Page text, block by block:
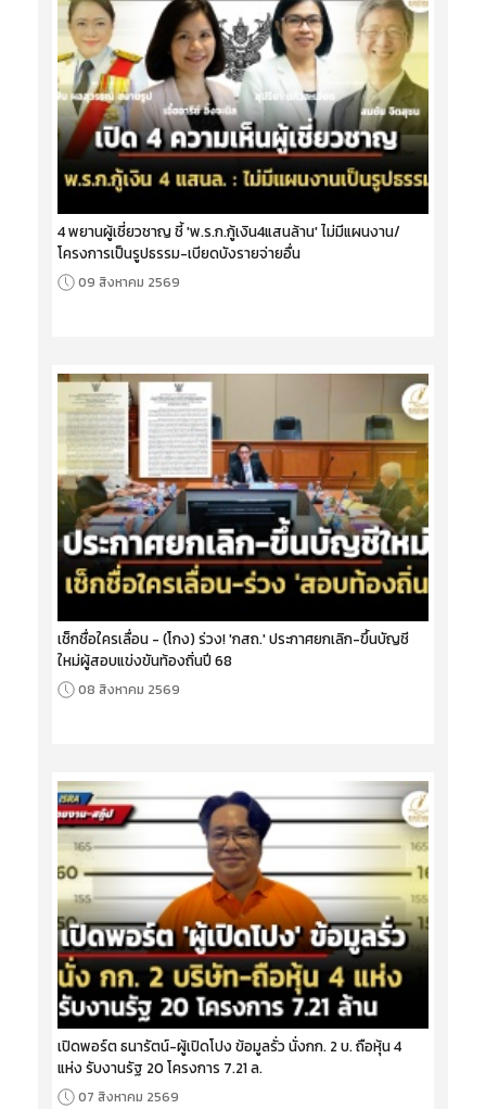
4 พยานผู้เชี่ยวชาญ ชี้ 'พ.ร.ก.กู้เงิน4แสนล้าน' ไม่มีแผนงาน/
โครงการเป็นรูปธรรม-เบียดบังรายจ่ายอื่น
09 สิงหาคม 2569
เช็กชื่อใครเลื่อน - (โกง) ร่วง! 'กสถ.' ประกาศยกเลิก-ขึ้นบัญชี
ใหม่ผู้สอบแข่งขันท้องถิ่นปี 68
08 สิงหาคม 2569
เปิดพอร์ต ธนารัตน์-ผู้เปิดโปง ข้อมูลรั่ว นั่งกก. 2 บ. ถือหุ้น 4
แห่ง รับงานรัฐ 20 โครงการ 7.21 ล.
07 สิงหาคม 2569